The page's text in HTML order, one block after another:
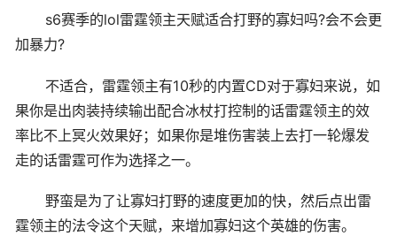
s6赛季的lol雷霆领主天赋适合打野的寡妇吗?会不会更
加暴力?
不适合，雷霆领主有10秒的内置CD对于寡妇来说，如
果你是出肉装持续输出配合冰杖打控制的话雷霆领主的效
率比不上冥火效果好；如果你是堆伤害装上去打一轮爆发
走的话雷霆可作为选择之一。
野蛮是为了让寡妇打野的速度更加的快，然后点出雷
霆领主的法令这个天赋，来增加寡妇这个英雄的伤害。